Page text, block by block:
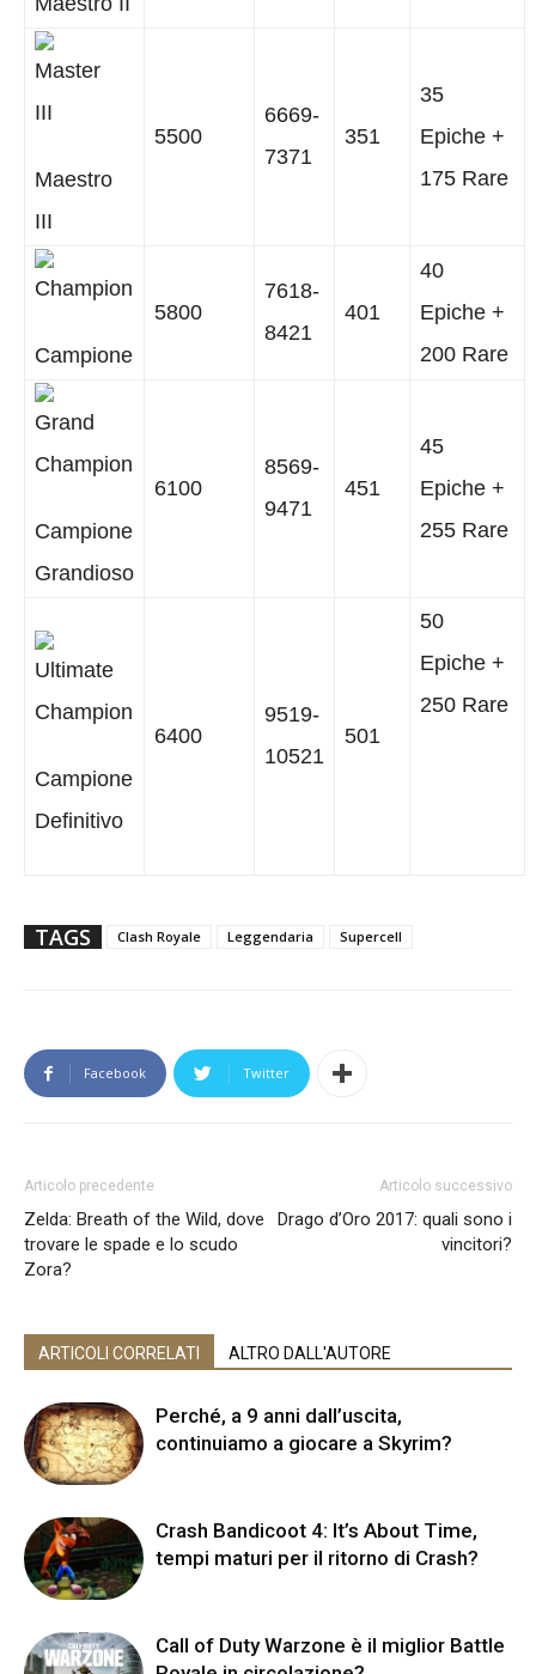
Maestro
III
5500
6669-
7371
351
35
Epiche +
175 Rare
Campione
5800
7618-
8421
401
40
Epiche +
200 Rare
Campione
Grandioso
6100
8569-
9471
451
45
Epiche +
255 Rare
Campione
Definitivo
6400
9519-
10521
501
50
Epiche +
250 Rare
TAGS Clash Royale Leggendaria Supercell
Facebook Twitter
Articolo precedente
Zelda: Breath of the Wild, dove
trovare le spade e lo scudo
Zora?
Articolo successivo
Drago d’Oro 2017: quali sono i
vincitori?
ARTICOLI CORRELATI ALTRO DALL'AUTORE
Perché, a 9 anni dall’uscita,
continuiamo a giocare a Skyrim?
Crash Bandicoot 4: It’s About Time,
tempi maturi per il ritorno di Crash?
Call of Duty Warzone è il miglior Battle